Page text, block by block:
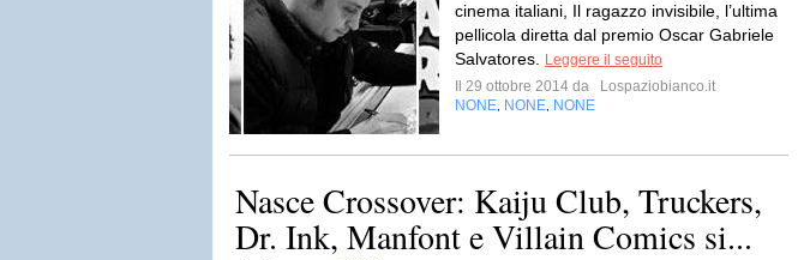
cinema italiani, Il ragazzo invisibile, l’ultima
pellicola diretta dal premio Oscar Gabriele
Salvatores.
Leggere il seguito
Il 29 ottobre 2014 da
Lospaziobianco.it
NONE NONE NONE
Nasce Crossover: Kaiju Club, Truckers,
Dr. Ink, Manfont e Villain Comics si...